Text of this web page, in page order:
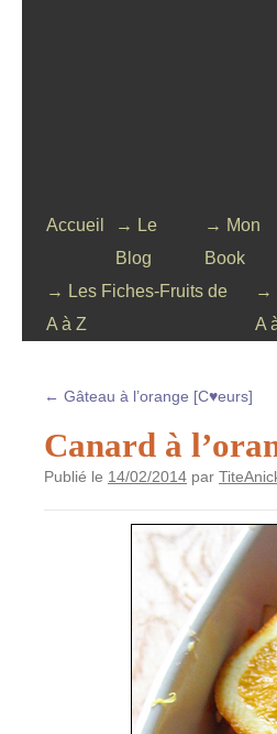
Accueil
→ Le
Blog
→ Mon
Book
→ Les Fiches-Fruits de
A à Z
→
A
← Gâteau à l’orange [C♥eurs]
Canard à
Publié le 14/02/2014 par